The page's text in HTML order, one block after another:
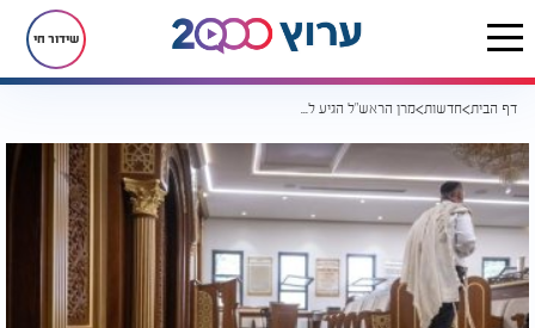
שידור חי
דף הבית חדשות מרן הראש"ל הגיע לבית הכנסת; ש"ס תממן אבטחה צמודה לרב